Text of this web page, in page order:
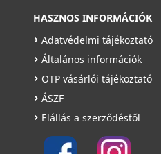
VILPE® 240 x 240
793333
HASZNOS INFORMÁCIÓK
Adatvédelmi tájékoztató
Általános információk
OTP vásárlói tájékoztató
ÁSZF
Elállás a szerződéstől